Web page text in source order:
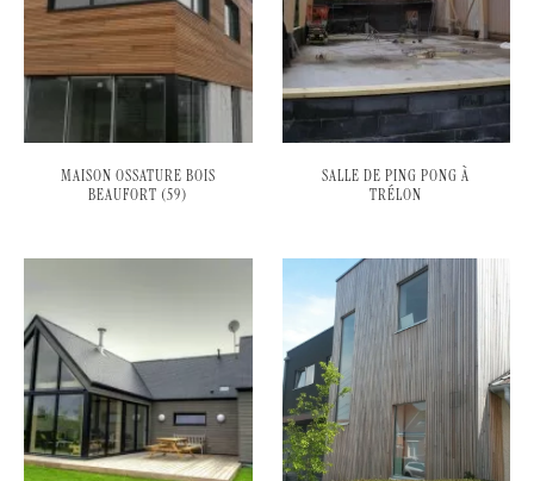
MAISON OSSATURE BOIS
BEAUFORT (59)
SALLE DE PING PONG À
TRÉLON